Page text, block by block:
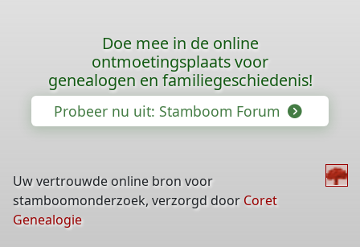
Doe mee in de online
ontmoetingsplaats voor
genealogen en familiegeschiedenis!
Probeer nu uit: Stamboom Forum
Uw vertrouwde online bron voor
stamboomonderzoek, verzorgd door Coret
Genealogie